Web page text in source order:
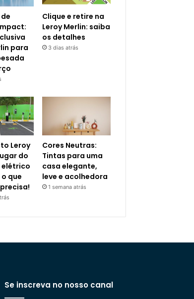
para
Clique e retire na
Leroy Merlin: saiba
os detalhes
3 dias atrás
Leroy
do
elétrico
que
Cores Neutras:
Tintas para uma
casa elegante,
leve e acolhedora
1 semana atrás
Se inscreva no nosso canal